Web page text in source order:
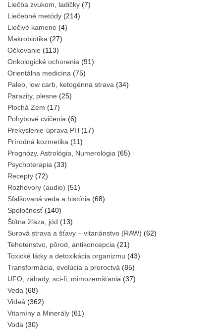
Liečba zvukom, ladičky (7)
Liečebné metódy (214)
Liečivé kamene (4)
Makrobiotika (27)
Očkovanie (113)
Onkologické ochorenia (91)
Orientálna medicína (75)
Paleo, low carb, ketogénna strava (34)
Parazity, plesne (25)
Plochá Zem (17)
Pohybové cvičenia (6)
Prekyslenie-úprava PH (17)
Prírodná kozmetika (11)
Prognózy, Astrológia, Numerológia (65)
Psychoterapia (33)
Recepty (72)
Rozhovory (audio) (51)
Sfalšovaná veda a história (68)
Spoločnosť(140)
Štítna žľaza, jód (13)
Surová strava a šťavy – vitariánstvo (RAW) (62)
Tehotenstvo, pôrod, antikoncepcia (21)
Toxické látky a detoxikácia organizmu (43)
Transformácia, evolúcia a proroctvá (85)
UFO, záhady, sci-fi, mimozemšťania (37)
Veda (68)
Videá (362)
Vitamíny a Minerály (61)
Voda (30)